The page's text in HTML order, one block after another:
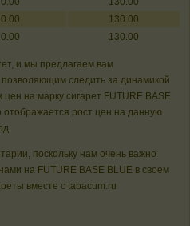
0.00
130.00
0.00 130.00
и мы предлагаем вам
следить за динамикой
на марку сигарет FUTURE BASE
рост цен на данную
поскольку нам очень важно
на FUTURE BASE BLUE в своем
вместе с tabacum.ru